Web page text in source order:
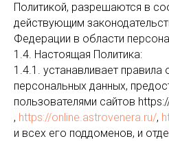
Политикой, разрешаются в
действующим
Федерации в области
1.4. Настоящая Политика:
1.4.1. устанавливает
персональных данных,
пользователями сайтов
, https://online.astrovenera.ru/,
и всех его поддоменов, и